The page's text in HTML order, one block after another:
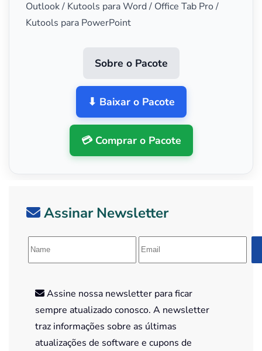
Outlook / Kutools para Word / Office Tab Pro /
Kutools para PowerPoint
Sobre o Pacote
⬇ Baixar o Pacote
💳 Comprar o Pacote
Assinar Newsletter
Assine nossa newsletter para ficar
sempre atualizado conosco. A newsletter
traz informações sobre as últimas
atualizações de software e cupons de